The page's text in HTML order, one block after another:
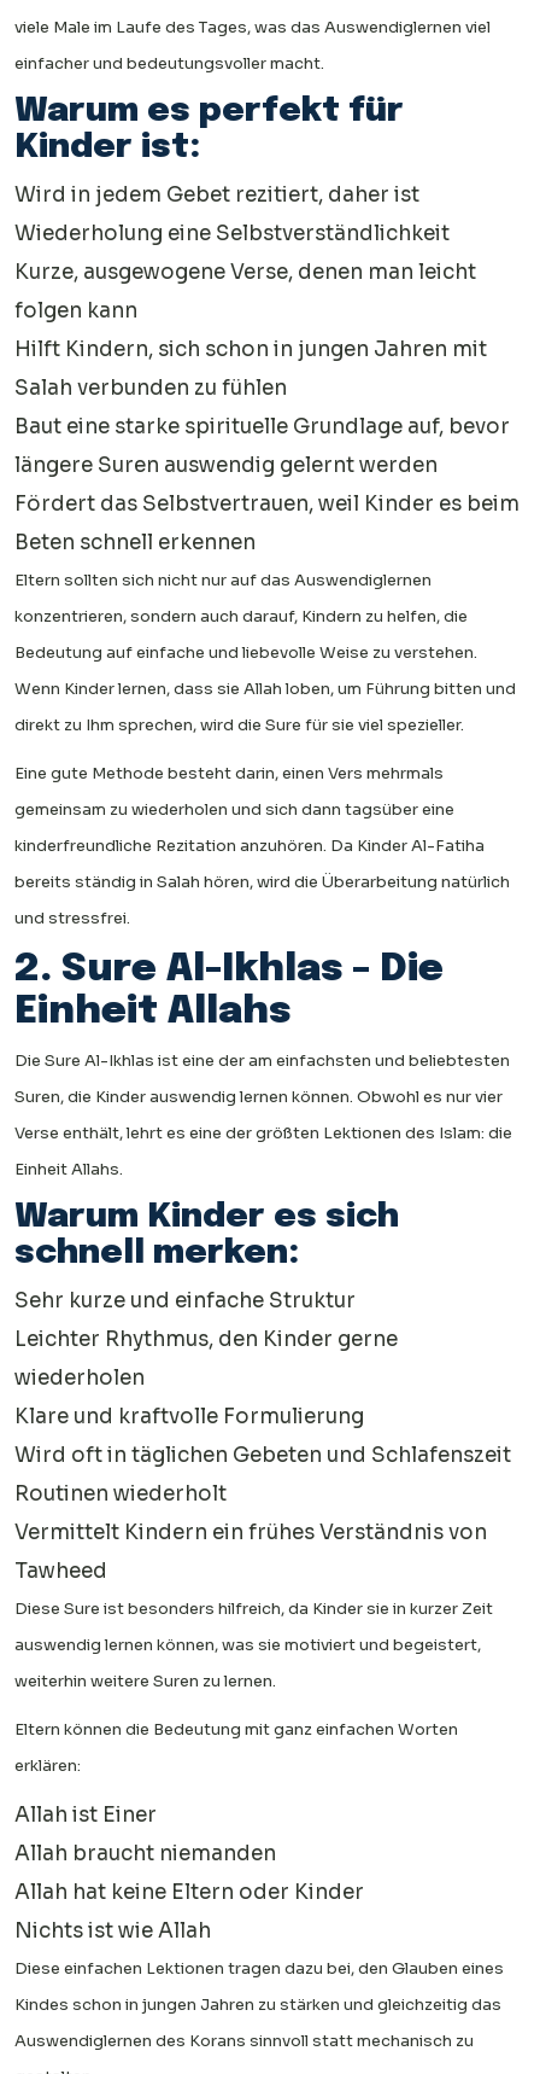
viele Male im Laufe des Tages, was das Auswendiglernen viel
einfacher und bedeutungsvoller macht.
Warum es perfekt für
Kinder ist:
Wird in jedem Gebet rezitiert, daher ist
Wiederholung eine Selbstverständlichkeit
Kurze, ausgewogene Verse, denen man leicht
folgen kann
Hilft Kindern, sich schon in jungen Jahren mit
Salah verbunden zu fühlen
Baut eine starke spirituelle Grundlage auf, bevor
längere Suren auswendig gelernt werden
Fördert das Selbstvertrauen, weil Kinder es beim
Beten schnell erkennen
Eltern sollten sich nicht nur auf das Auswendiglernen
konzentrieren, sondern auch darauf, Kindern zu helfen, die
Bedeutung auf einfache und liebevolle Weise zu verstehen.
Wenn Kinder lernen, dass sie Allah loben, um Führung bitten und
direkt zu Ihm sprechen, wird die Sure für sie viel spezieller.
Eine gute Methode besteht darin, einen Vers mehrmals
gemeinsam zu wiederholen und sich dann tagsüber eine
kinderfreundliche Rezitation anzuhören. Da Kinder Al-Fatiha
bereits ständig in Salah hören, wird die Überarbeitung natürlich
und stressfrei.
2. Sure Al-Ikhlas – Die
Einheit Allahs
Die Sure Al-Ikhlas ist eine der am einfachsten und beliebtesten
Suren, die Kinder auswendig lernen können. Obwohl es nur vier
Verse enthält, lehrt es eine der größten Lektionen des Islam: die
Einheit Allahs.
Warum Kinder es sich
schnell merken:
Sehr kurze und einfache Struktur
Leichter Rhythmus, den Kinder gerne
wiederholen
Klare und kraftvolle Formulierung
Wird oft in täglichen Gebeten und Schlafenszeit
Routinen wiederholt
Vermittelt Kindern ein frühes Verständnis von
Tawheed
Diese Sure ist besonders hilfreich, da Kinder sie in kurzer Zeit
auswendig lernen können, was sie motiviert und begeistert,
weiterhin weitere Suren zu lernen.
Eltern können die Bedeutung mit ganz einfachen Worten
erklären:
Allah ist Einer
Allah braucht niemanden
Allah hat keine Eltern oder Kinder
Nichts ist wie Allah
Diese einfachen Lektionen tragen dazu bei, den Glauben eines
Kindes schon in jungen Jahren zu stärken und gleichzeitig das
Auswendiglernen des Korans sinnvoll statt mechanisch zu